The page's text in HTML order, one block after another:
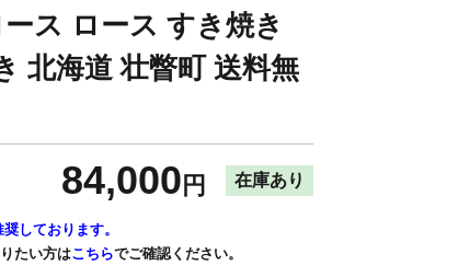
ス ロース すき焼き
北海道 壮瞥町 送料無
84,000 円 在庫あり
しております。
たい方はこちらでご確認ください。